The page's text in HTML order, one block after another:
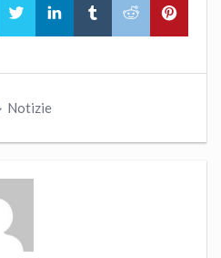
Notizie